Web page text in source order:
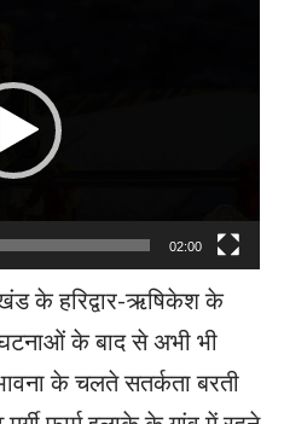
02:00
के हरिद्वार-ऋषिकेश के
के बाद से अभी भी
के चलते सतर्कता बरती